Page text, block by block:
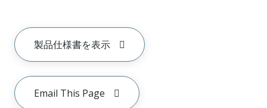
製品仕様書を表示
Email This Page